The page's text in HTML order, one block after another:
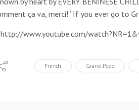
ça va, merci!” If you ever go to
www.youtube.com/
French Grand-Popo